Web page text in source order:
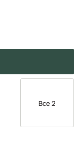
Все 2